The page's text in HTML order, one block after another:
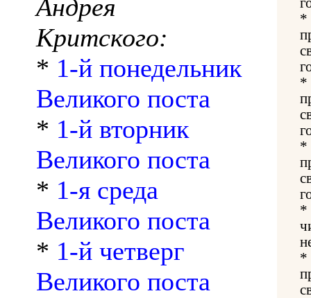
Андрея
Критского:
* 1-й понедельник
Великого поста
* 1-й вторник
Великого поста
* 1-я среда
Великого поста
* 1-й четверг
Великого поста
*
*
*
*
*